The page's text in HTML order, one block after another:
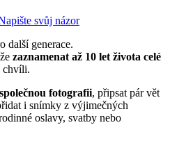
svůj názor
další generace.
zaznamenat až 10 let života celé
chvíli.
společnou fotografii, připsat pár vět
i snímky z výjimečných
oslavy, svatby nebo